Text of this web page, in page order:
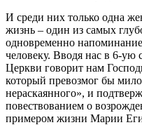
И среди них только одна
жизнь – один из самых
одновременно
человеку. Вводя нас в 6-ую
Церкви говорит нам
который превозмог бы
нераскаянного», и
повествованием о
примером жизни Марии